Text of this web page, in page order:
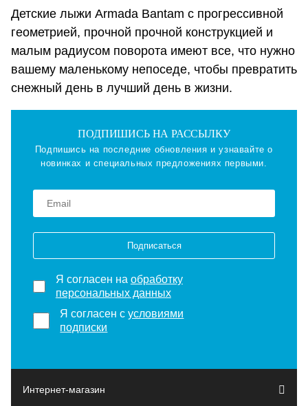
Детские лыжи Armada Bantam с прогрессивной
геометрией, прочной прочной конструкцией и
малым радиусом поворота имеют все, что нужно
вашему маленькому непоседе, чтобы превратить
снежный день в лучший день в жизни.
ПОДПИШИСЬ НА РАССЫЛКУ
Подпишись на последние обновления и узнавайте о
новинках и специальных предложениях первыми.
Подписаться
Я согласен на обработку
персональных данных
Я согласен сусловиями
подписки
Интернет-магазин